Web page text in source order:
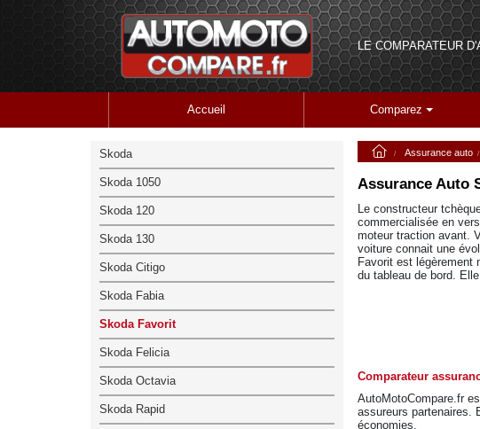
LE COMPARATEUR
Accueil Comparez
Assurance auto
Assurance Auto
Le constructeur
commercialisée en
moteur traction avant.
voiture connait une
Favorit est légèrement
du tableau de bord.
Comparateur
AutoMotoCompare.fr
assureurs partenaires.
économies.
Skoda
Skoda 1050
Skoda 120
Skoda 130
Skoda Citigo
Skoda Fabia
Skoda Favorit
Skoda Felicia
Skoda Octavia
Skoda Rapid